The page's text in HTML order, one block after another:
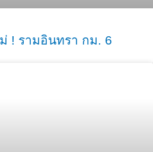
! รามอินทรา กม. 6